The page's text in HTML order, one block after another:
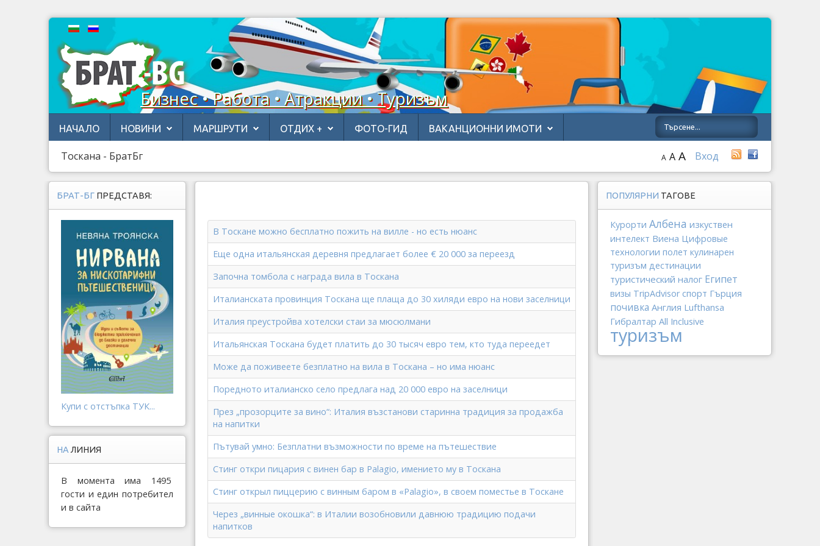
Бизнес • Работа • Атракции • Туризъм
НАЧАЛО НОВИНИ МАРШРУТИ ОТДИХ + ФОТО-ГИД ВАКАНЦИОННИ ИМОТИ
Тоскана - БратБг Вход
A A A
В Тоскане можно бесплатно пожить на вилле - но есть нюанс
Еще одна итальянская деревня предлагает более € 20 000 за переезд
Започна томбола с награда вила в Тоскана
Италианската провинция Тоскана ще плаща до 30 хиляди евро на нови заселници
Италия преустройва хотелски стаи за мюсюлмани
Итальянская Тоскана будет платить до 30 тысяч евро тем, кто туда переедет
Може да поживеете безплатно на вила в Тоскана – но има нюанс
Поредното италианско село предлага над 20 000 евро на заселници
През „прозорците за вино“: Италия възстанови старинна традиция за продажба
на напитки
Пътувай умно: Безплатни възможности по време на пътешествие
Стинг откри пицария с винен бар в Palagio, имението му в Тоскана
Стинг открыл пиццерию с винным баром в «Palagio», в своем поместье в Тоскане
Через „винные окошка“: в Италии возобновили давнюю традицию подачи
напитков
БРАТ-БГ ПРЕДСТАВЯ:
Купи с отстъпка ТУК...
НА ЛИНИЯ
В момента има 1495
гости и един потребител
и в сайта
ПОПУЛЯРНИ ТАГОВЕ
Курорти Албена изкуствен
интелект Виена Цифровые
технологии полет кулинарен
туризъм дестинации
туристический налог Египет
визы TripAdvisor спорт Гърция
почивка Англия Lufthansa
Гибралтар All Inclusive
туризъм